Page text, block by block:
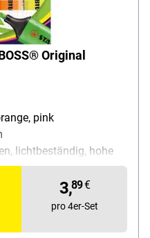
Original
pink
lichtbeständig, hohe
bis zu 4
3,89€
pro 4er-Set